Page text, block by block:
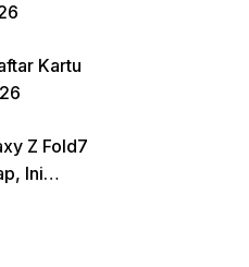
Kartu
Z Fold7
Ini